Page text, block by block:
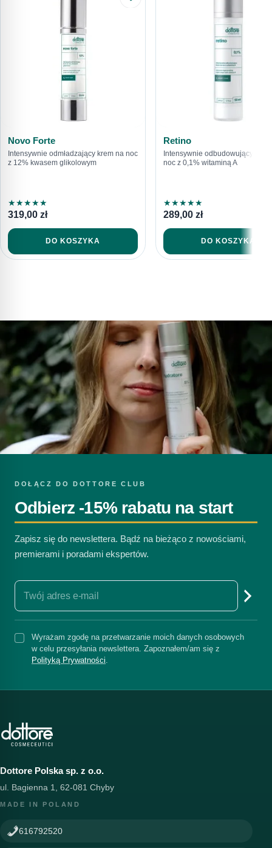
Novo Forte
Intensywnie odmładzający krem na noc
z 12% kwasem glikolowym
★★★★★
319,00 zł
DO KOSZYKA
Retino
Intensywnie odbudowujący
noc z 0,1% witaminą A
★★★★★
289,00 zł
DO KOSZYKA
DOŁĄCZ DO DOTTORE CLUB
Odbierz -15% rabatu na start
Zapisz się do newslettera. Bądź na bieżąco z nowościami,
premierami i poradami ekspertów.
Wyrażam zgodę na przetwarzanie moich danych osobowych
w celu przesyłania newslettera. Zapoznałem/am się z
Polityką Prywatności.
Dottore Polska sp. z o.o.
ul. Bagienna 1, 62-081 Chyby
MADE IN POLAND
616792520